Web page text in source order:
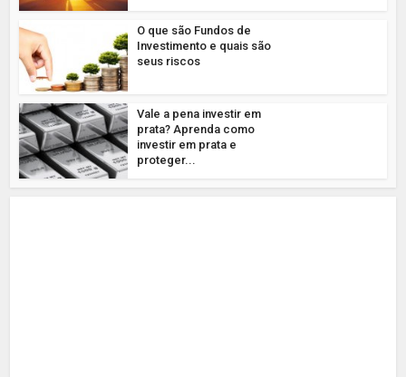
O que são Fundos de
Investimento e quais são
seus riscos
Vale a pena investir em
prata? Aprenda como
investir em prata e
proteger...